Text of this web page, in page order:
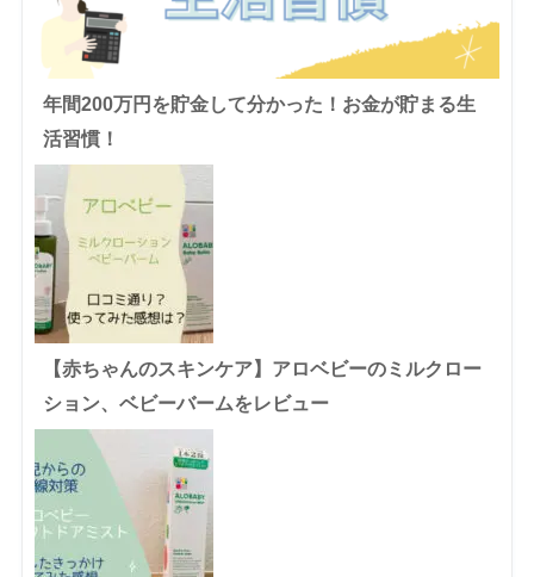
年間200万円を貯金して分かった！お金が貯まる生
活習慣！
【赤ちゃんのスキンケア】アロベビーのミルクロー
ション、ベビーバームをレビュー